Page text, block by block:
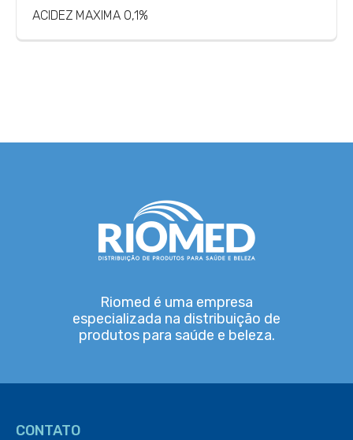
ACIDEZ MAXIMA 0,1%
Riomed é uma empresa
especializada na distribuição de
produtos para saúde e beleza.
CONTATO